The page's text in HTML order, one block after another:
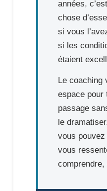
années,
chose
si vous
si les
étaient
Le coaching
espace pour
passage
le
vous
vous
comprendre,